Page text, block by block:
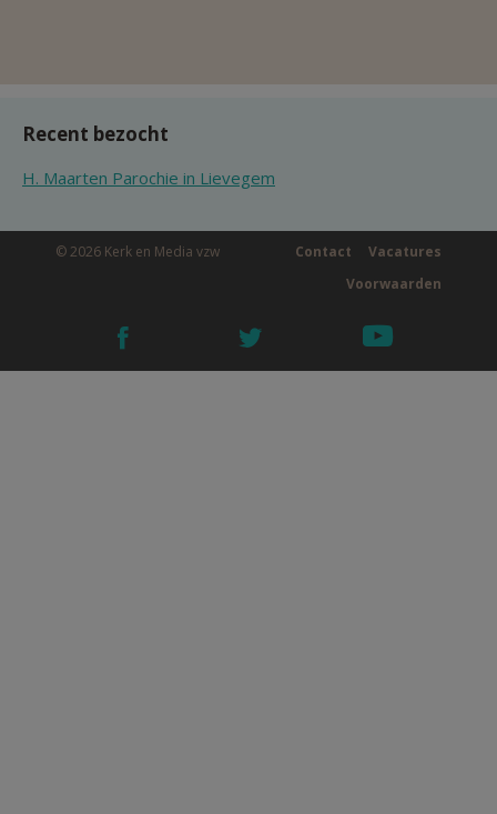
Recent bezocht
H. Maarten Parochie in Lievegem
© 2026 Kerk en Media vzw Vacatures
Contact
Voorwaarden